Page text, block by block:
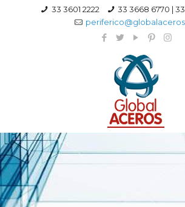
33 3601 2222
33 3668 6770 |